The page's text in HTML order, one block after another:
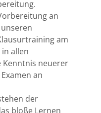
an
am
allen
Kenntnis neuerer
an
der
bloße Lernen